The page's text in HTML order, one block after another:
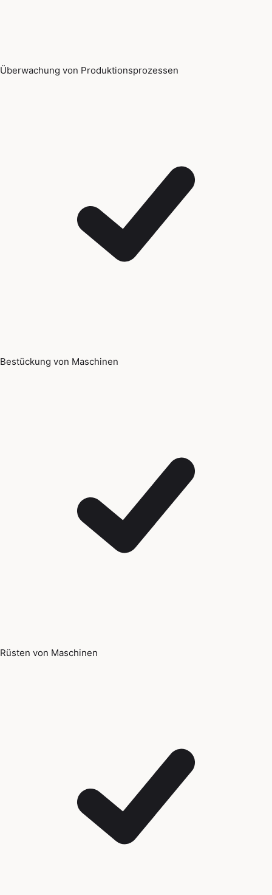
Überwachung von Produktionsprozessen
Bestückung von Maschinen
Rüsten von Maschinen